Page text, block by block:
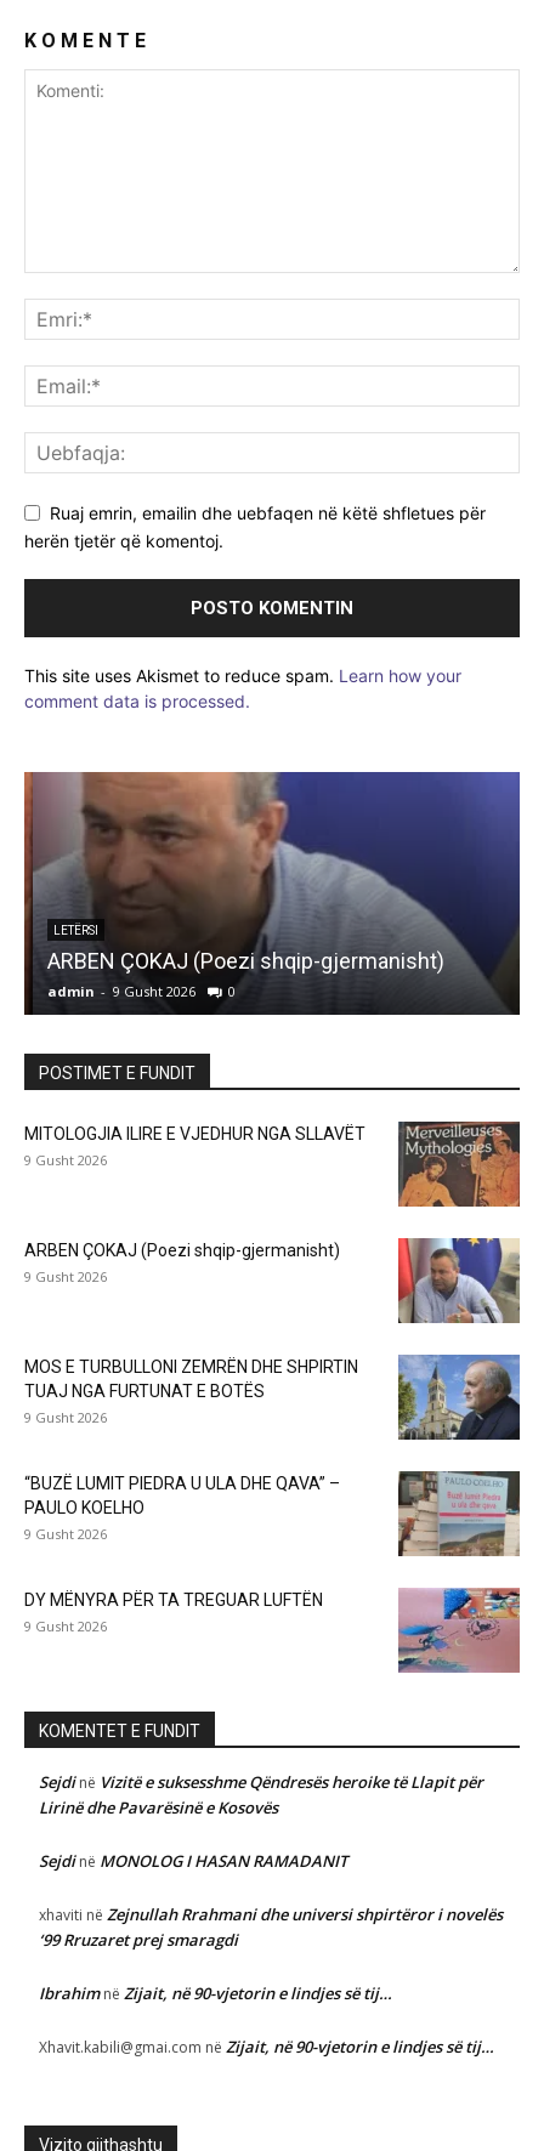
K O M E N T E
Ruaj emrin, emailin dhe uebfaqen në këtë shfletues për
herën tjetër që komentoj.
This site uses Akismet to reduce spam. Learn how your
comment data is processed.
LETËRSI
ARBEN ÇOKAJ (Poezi shqip-gjermanisht)
admin - 9 Gusht 2026 0
POSTIMET E FUNDIT
MITOLOGJIA ILIRE E VJEDHUR NGA SLLAVËT
9 Gusht 2026
ARBEN ÇOKAJ (Poezi shqip-gjermanisht)
9 Gusht 2026
MOS E TURBULLONI ZEMRËN DHE SHPIRTIN
TUAJ NGA FURTUNAT E BOTËS
9 Gusht 2026
“BUZË LUMIT PIEDRA U ULA DHE QAVA” –
PAULO KOELHO
9 Gusht 2026
DY MËNYRA PËR TA TREGUAR LUFTËN
9 Gusht 2026
KOMENTET E FUNDIT
Sejdinë Vizitë e suksesshme Qëndresës heroike të Llapit për
Lirinë dhe Pavarësinë e Kosovës
Sejdinë MONOLOG I HASAN RAMADANIT
xhaviti në Zejnullah Rrahmani dhe universi shpirtëror i novelës
‘99 Rruzaret prej smaragdi
Ibrahimnë Zijait, në 90-vjetorin e lindjes së tij…
Xhavit.kabili@gmai.com në Zijait, në 90-vjetorin e lindjes së tij…
Vizito gjithashtu